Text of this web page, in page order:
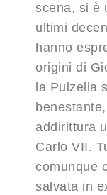
scena, si è
ultimi
hanno
origini di
la Pulzella
addirittura
Carlo VII.
comunque
salvata in